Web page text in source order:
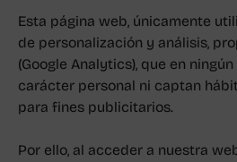
Esta página web, únicamente
de personalización y análisis,
(Google Analytics), que en
carácter personal ni captan
para fines publicitarios.
Por ello, al acceder a nuestra